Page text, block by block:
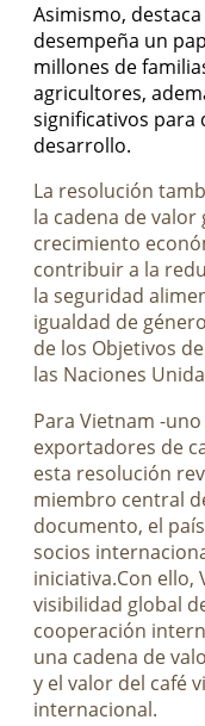
Asimismo,
desempeña un
millones de
agricultores,
significativos para
desarrollo.
La resolución
la cadena de
crecimiento
contribuir a la
la seguridad
igualdad de
de los Objetivos
las Naciones
Para Vietnam -
exportadores de
esta resolución
miembro central
documento, el
socios
iniciativa.Con ello,
visibilidad global
cooperación
una cadena de
y el valor del café
internacional.